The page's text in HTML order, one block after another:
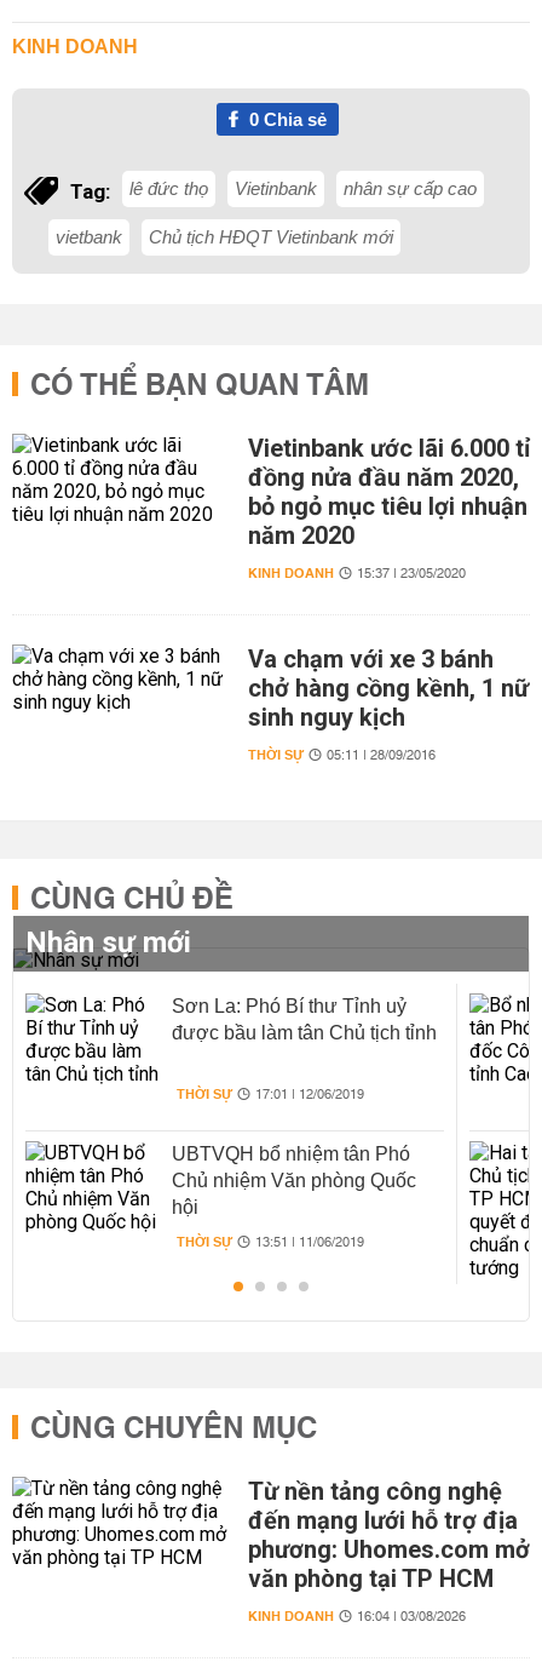
KINH DOANH
0Chia sẻ
Tag: lê đức thọ Vietinbank nhân sự cấp cao
vietbank Chủ tịch HĐQT Vietinbank mới
CÓ THỂ BẠN QUAN TÂM
Vietinbank ước lãi 6.000 tỉ
đồng nửa đầu năm 2020,
bỏ ngỏ mục tiêu lợi nhuận
năm 2020
KINH DOANH 15:37 | 23/05/2020
Va chạm với xe 3 bánh
chở hàng cồng kềnh, 1 nữ
sinh nguy kịch
THỜI SỰ 05:11 | 28/09/2016
CÙNG CHỦ ĐỀ
Nhân sự mới
Sơn La: Phó Bí thư Tỉnh uỷ
được bầu làm tân Chủ tịch tỉnh
THỜI SỰ 17:01 | 12/06/2019
UBTVQH bổ nhiệm tân Phó
Chủ nhiệm Văn phòng Quốc
hội
THỜI SỰ 13:51 | 11/06/2019
CÙNG CHUYÊN MỤC
Từ nền tảng công nghệ
đến mạng lưới hỗ trợ địa
phương: Uhomes.com mở
văn phòng tại TP HCM
KINH DOANH 16:04 | 03/08/2026